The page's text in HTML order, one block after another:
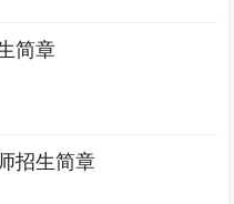
简章
招生简章